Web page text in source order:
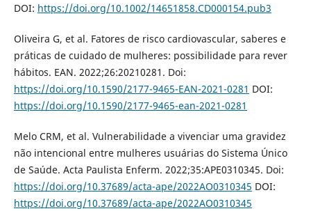
DOI: https://doi.org/10.1002/14651858.CD000154.pub3
Oliveira G, et al. Fatores de risco cardiovascular, saberes e
práticas de cuidado de mulheres: possibilidade para rever
hábitos. EAN. 2022;26:20210281. Doi:
https://doi.org/10.1590/2177-9465-EAN-2021-0281 DOI:
https://doi.org/10.1590/2177-9465-ean-2021-0281
Melo CRM, et al. Vulnerabilidade a vivenciar uma gravidez
não intencional entre mulheres usuárias do Sistema Único
de Saúde. Acta Paulista Enferm. 2022;35:APE0310345. Doi:
https://doi.org/10.37689/acta-ape/2022AO0310345 DOI:
https://doi.org/10.37689/acta-ape/2022AO0310345